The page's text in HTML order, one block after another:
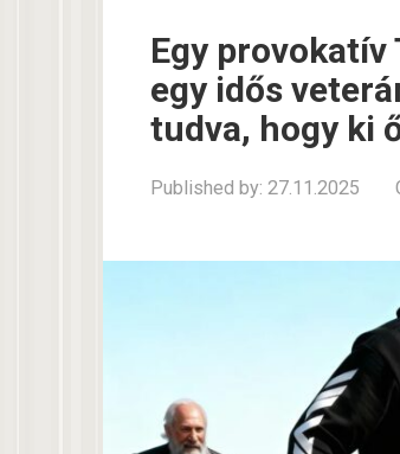
Egy
egy idős
tudva, hogy ki
Published by: 27.11.2025